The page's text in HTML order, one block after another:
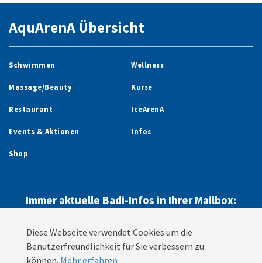
AquArenA Übersicht
Schwimmen Wellness
Massage/Beauty Kurse
Restaurant IceArenA
Events & Aktionen Infos
Shop
Immer aktuelle Badi-Infos in Ihrer Mailbox:
Diese Webseite verwendet Cookies um die
Benutzerfreundlichkeit für Sie verbessern zu
können. Mehr erfahren